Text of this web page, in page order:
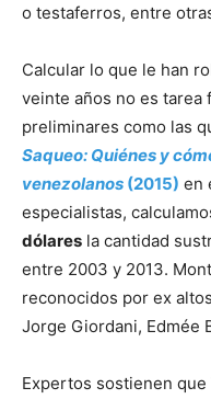
o testaferros, entre
Calcular lo que le han
veinte años no es tarea
preliminares como las
Saqueo: Quiénes y
venezolanos (2015) en
especialistas,
dólares la cantidad
entre 2003 y 2013.
reconocidos por ex
Jorge Giordani, Edmée
Expertos sostienen